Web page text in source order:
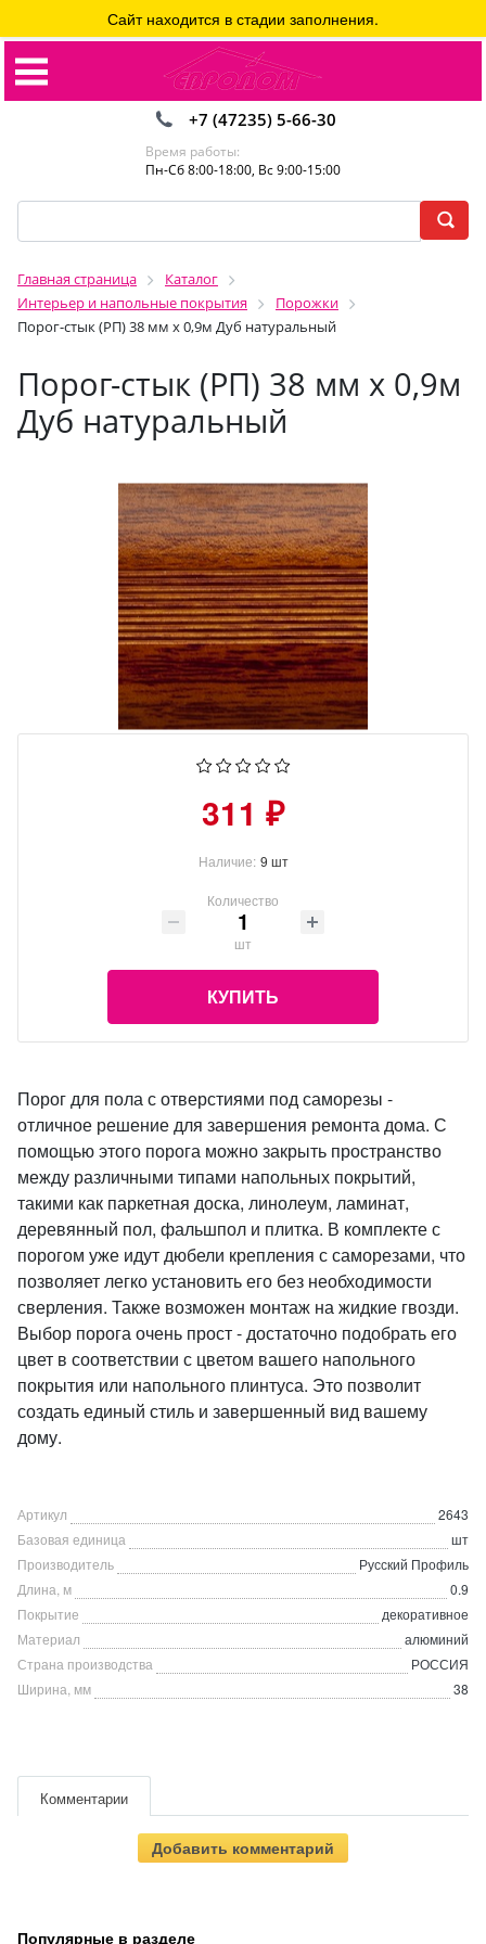
+7 (47235) 5-66-30
Время работы:
Пн-Сб 8:00-18:00, Вс 9:00-15:00
Главная страница
Каталог
Интерьер и напольные покрытия
Порожки
Порог-стык (РП) 38 мм х 0,9м Дуб натуральный
Порог-стык (РП) 38 мм х 0,9м
Дуб натуральный
Сайт находится в стадии заполнения.
311 ₽
Наличие: 9 шт
Количество
шт
КУПИТЬ
Порог для пола с отверстиями под саморезы -
отличное решение для завершения ремонта дома. С
помощью этого порога можно закрыть пространство
между различными типами напольных покрытий,
такими как паркетная доска, линолеум, ламинат,
деревянный пол, фальшпол и плитка. В комплекте с
порогом уже идут дюбели крепления с саморезами, что
позволяет легко установить его без необходимости
сверления. Также возможен монтаж на жидкие гвозди.
Выбор порога очень прост - достаточно подобрать его
цвет в соответствии с цветом вашего напольного
покрытия или напольного плинтуса. Это позволит
создать единый стиль и завершенный вид вашему
дому.
Артикул
2643
Базовая единица
шт
Производитель
Русский Профиль
Длина, м
0.9
Покрытие
декоративное
Материал
алюминий
Страна производства
РОССИЯ
Ширина, мм
38
Комментарии
Добавить комментарий
Популярные в разделе